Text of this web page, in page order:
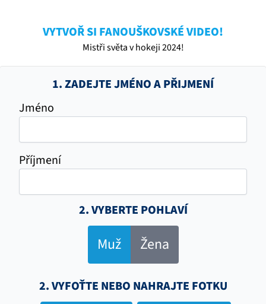
VYTVOŘ SI FANOUŠKOVSKÉ VIDEO!
Mistři světa v hokeji 2024!
1. ZADEJTE JMÉNO A PŘIJMENÍ
Jméno
Příjmení
2. VYBERTE POHLAVÍ
Muž Žena
2. VYFOŤTE NEBO NAHRAJTE FOTKU